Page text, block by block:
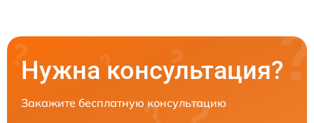
Нужна консультация?
Закажите бесплатную консультацию